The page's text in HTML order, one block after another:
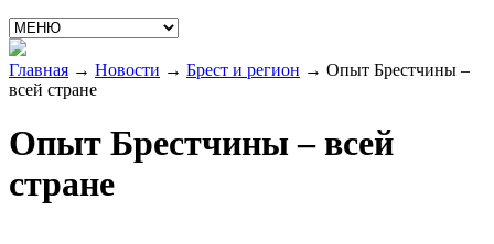
Главная → Новости → Брест и регион → Опыт Брестчины –
всей стране
Опыт Брестчины – всей
стране